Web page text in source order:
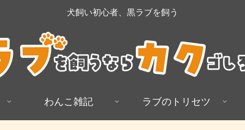
犬飼い初心者、黒ラブを飼う
わんこ雑記 ラブのトリセツ